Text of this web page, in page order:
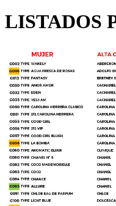
LISTADOS